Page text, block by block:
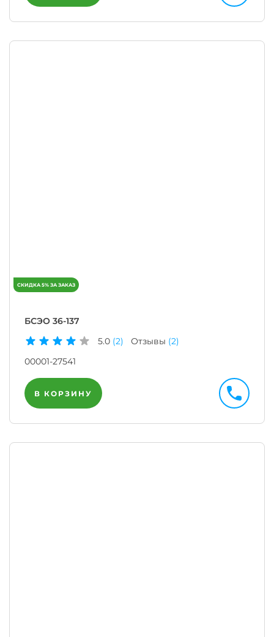
БСЭО 36-137
5.0 (2) Отзывы (2)
00001-27541
В КОРЗИНУ